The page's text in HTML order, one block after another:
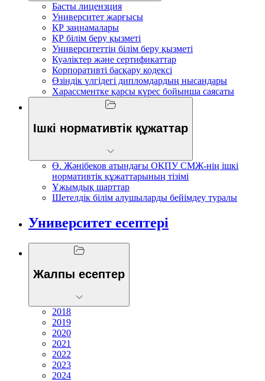
Басты лицензция
Университет жарғысы
ҚР заңнамалары
ҚР білім беру қызметі
Университеттің білім беру қызметі
Куәліктер және сертификаттар
Корпоративті басқару кодексі
Өзіндік үлгідегі дипломдардың нысандары
Харассментке қарсы күрес бойынша саясаты
Ішкі нормативтік құжаттар
Ө. Жәнібеков атындағы ОҚПУ СМЖ-нің ішкі
нормативтік құжаттарының тізімі
Ұжымдық шарттар
Шетелдік білім алушыларды бейімдеу туралы
Университет есептері
Жалпы есептер
2018
2019
2020
2021
2022
2023
2024